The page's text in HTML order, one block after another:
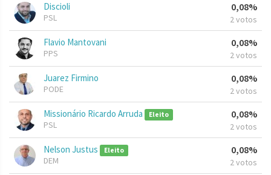
Discioli
PSL
0,08%
2 votos
Flavio Mantovani
PPS
0,08%
2 votos
Juarez Firmino
PODE
0,08%
2 votos
Missionário Ricardo Arruda Eleito
PSL
0,08%
2 votos
Nelson Justus Eleito
DEM
0,08%
2 votos